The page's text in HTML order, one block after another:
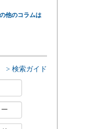
他のコラムは
> 検索ガイド